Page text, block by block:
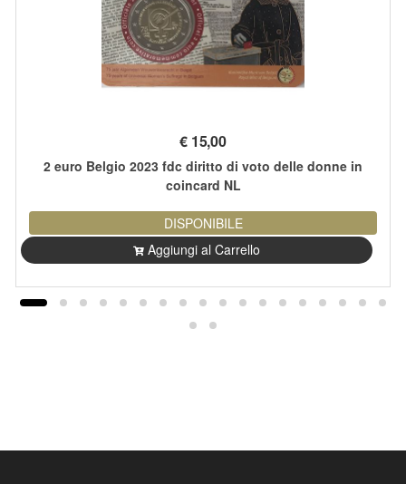
€ 15,00
2 euro Belgio 2023 fdc diritto di voto delle donne in
coincard NL
DISPONIBILE
Aggiungi al Carrello